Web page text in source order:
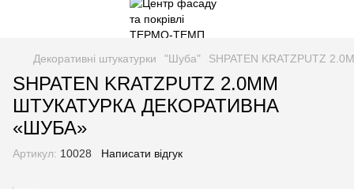
Декоративні штукатурки "Шуба" SHPATEN KRATZPUTZ
SHPATEN KRATZPUTZ 2.0MM
ШТУКАТУРКА ДЕКОРАТИВНА
«ШУБА»
Артикул: 10028 Написати відгук